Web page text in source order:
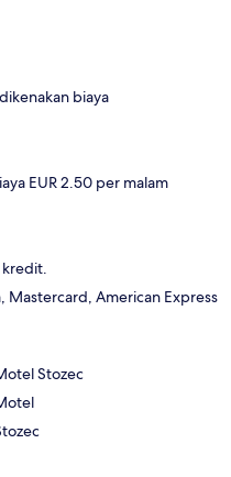
biaya
EUR 2.50 per malam
kredit.
Mastercard, American Express
Stozec